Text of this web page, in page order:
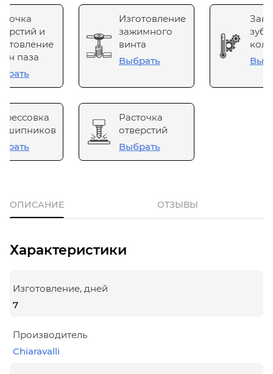
и
паза
Изготовление
зажимного
винта
Выбрать
Расточка
отверстий
Выбрать
ОПИСАНИЕ ОТЗЫВЫ
Характеристики
Изготовление, дней
7
Производитель
Chiaravalli